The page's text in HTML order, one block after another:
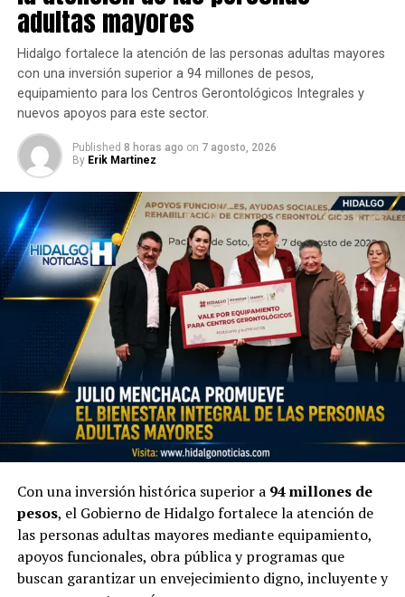
adultas mayores
Hidalgo fortalece la atención de las personas adultas mayores
con una inversión superior a 94 millones de pesos,
equipamiento para los Centros Gerontológicos Integrales y
nuevos apoyos para este sector.
Published 8 horas ago on 7 agosto, 2026
By Erik Martinez
Con una inversión histórica superior a 94 millones de
pesos, el Gobierno de Hidalgo fortalece la atención de
las personas adultas mayores mediante equipamiento,
apoyos funcionales, obra pública y programas que
buscan garantizar un envejecimiento digno, incluyente y